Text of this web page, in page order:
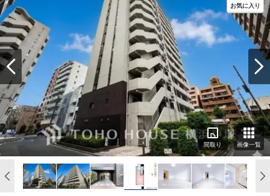
お気に入り
間取り 画像一覧